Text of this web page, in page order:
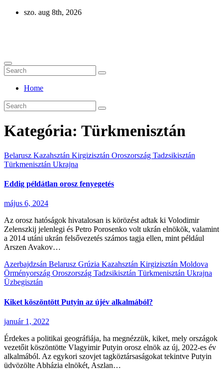
Skip
szo. aug 8th, 2026
Home
Kategória: Türkmenisztán
Belarusz Kazahsztán Kirgizisztán Oroszország Tadzsikisztán
Türkmenisztán Ukrajna
Eddig példátlan orosz fenyegetés
május 6, 2024
Az orosz hatóságok hivatalosan is körözést adtak ki Volodimir
Zelenszkij jelenlegi és Petro Porosenko volt ukrán elnökök, valamint
a 2014 utáni ukrán felsővezetés számos tagja ellen, mint például
Arszen Avakov…
Azerbajdzsán Belarusz Grúzia Kazahsztán Kirgizisztán Moldova
Örményország Oroszország Tadzsikisztán Türkmenisztán Ukrajna
Üzbegisztán
Kiket köszöntött Putyin az újév alkalmából?
január 1, 2022
Érdekes a politikai geográfiája, ha megnézzük, kiket, mely országok
vezetőit köszöntötte Vlagyimir Putyin orosz elnök az új, 2022-es év
alkalmából. Az egykori szovjet tagköztársaságokat tekintve Putyin
üdvözölte Abházia elnökét, Aszlan…